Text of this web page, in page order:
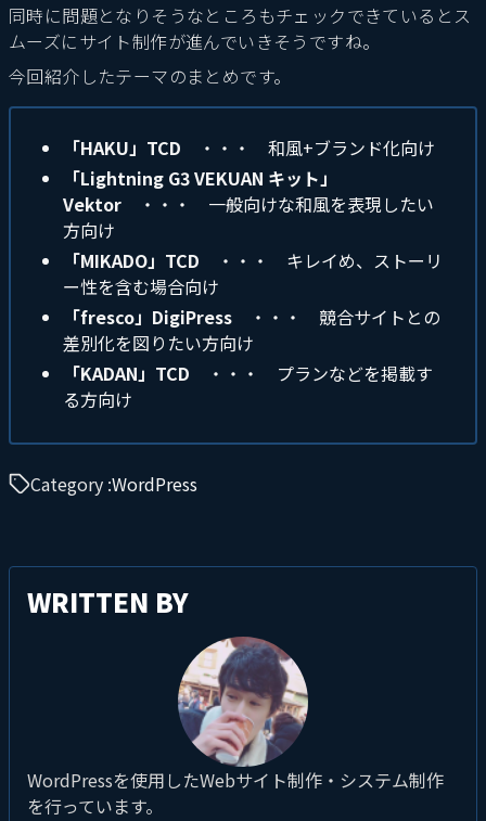
同時に問題となりそうなところもチェックできているとス
ムーズにサイト制作が進んでいきそうですね。
今回紹介したテーマのまとめです。
「HAKU」TCD ・・・ 和風+ブランド化向け
「Lightning G3 VEKUAN キット」
Vektor ・・・ 一般向けな和風を表現したい
方向け
「MIKADO」TCD ・・・ キレイめ、ストーリ
ー性を含む場合向け
「fresco」DigiPress ・・・ 競合サイトとの
差別化を図りたい方向け
「KADAN」TCD ・・・ プランなどを掲載す
る方向け
Category :WordPress
WRITTEN BY
WordPressを使用したWebサイト制作・システム制作
を行っています。